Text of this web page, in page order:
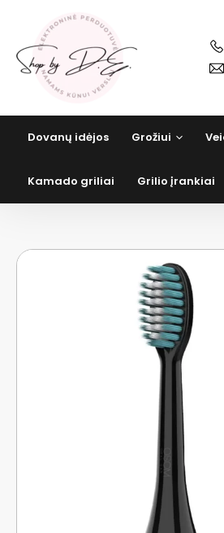
turinio
Dovanų idėjos Grožiui
Kamado griliai Grilio įrankiai